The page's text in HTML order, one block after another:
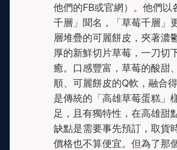
他們的FB或官網）。他們以
千層」聞名，「草莓千層」
層堆疊的可麗餅皮，夾著濃
厚的新鮮切片草莓，一刀切
癒。口感豐富，草莓的酸甜
順、可麗餅皮的Q軟，融合
是傳統的「高雄草莓蛋糕」
足，且有獨特性，在高雄甜
缺點是需要事先預訂，取貨
價格也不算便宜。但為了那